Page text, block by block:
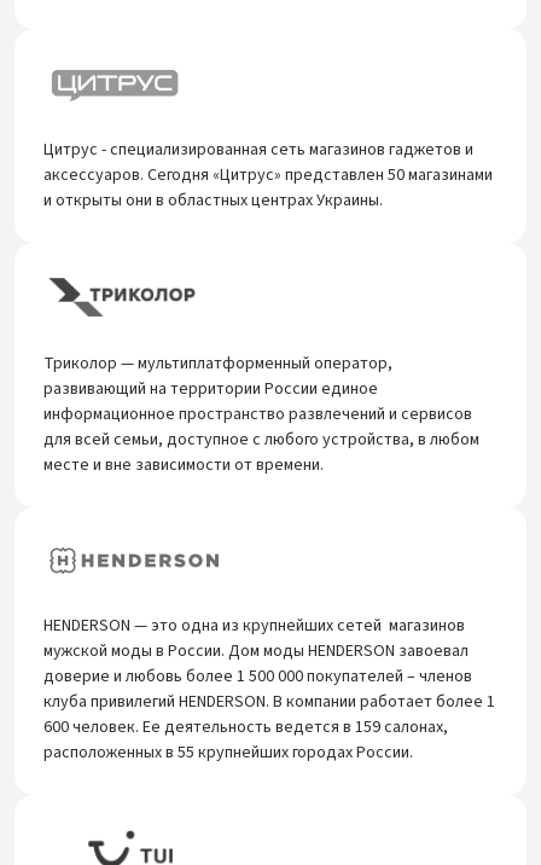
Цитрус - специализированная сеть магазинов гаджетов и
аксессуаров. Сегодня «Цитрус» представлен 50 магазинами
и открыты они в областных центрах Украины.
Триколор — мультиплатформенный оператор,
развивающий на территории России единое
информационное пространство развлечений и сервисов
для всей семьи, доступное с любого устройства, в любом
месте и вне зависимости от времени.
HENDERSON — это одна из крупнейших сетей магазинов
мужской моды в России. Дом моды HENDERSON завоевал
доверие и любовь более 1 500 000 покупателей – членов
клуба привилегий HENDERSON. В компании работает более 1
600 человек. Ее деятельность ведется в 159 салонах,
расположенных в 55 крупнейших городах России.